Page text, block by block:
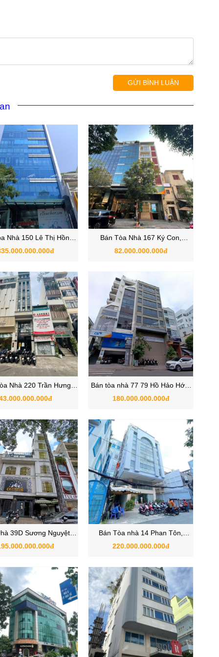
GỬI BÌNH LUẬN
Nhà 150 Lê Thị Hồng
Cầu Ông Lãnh,
Bán Tòa Nhà 167 Ký Con,
Phường Nguyễn Thái Bình, Quận
82.000.000.000đ
Nhà 220 Trần Hưng
Nguyễn Cư Trinh
Bán tòa nhà 77 79 Hồ Hảo Hớn,
Phường Cô Giang , Quận 1, Hồ
180.000.000.000đ
39D Sương Nguyệt
Bến Thành, Quận 1
Bán Tòa nhà 14 Phan Tôn,
Phường Đa Kao, Quận 1, Hồ Chí
220.000.000.000đ